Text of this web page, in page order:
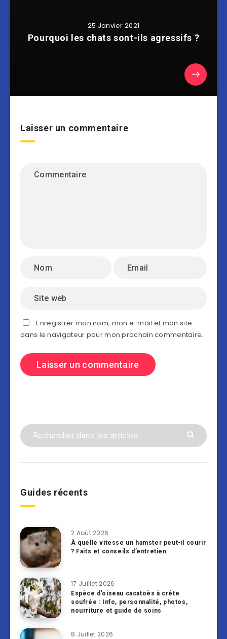
25 Janvier 2021
Pourquoi les chats sont-ils agressifs ?
Laisser un commentaire
Enregistrer mon nom, mon e-mail et mon site
dans le navigateur pour mon prochain commentaire.
Guides récents
2 Août 2026
À quelle vitesse un hamster peut-il courir
? Faits et conseils d’entretien
17 Juillet 2026
Espèce d’oiseau cacatoès à crête
soufrée : Info, personnalité, photos,
nourriture et guide de soins
8 Juillet 2026